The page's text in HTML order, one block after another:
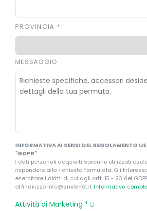
PROVINCIA *
MESSAGGIO
INFORMATIVA AI SENSI DEL REGOLAMENTO
"GDPR"
I dati personali acquisiti saranno utilizzati
rispondere alla richiesta formulata. Gli
esercitare i diritti di cui agli artt. 15 - 23 del
all'indirizzo info@smilenet.it.Informativa
Attività di Marketing *